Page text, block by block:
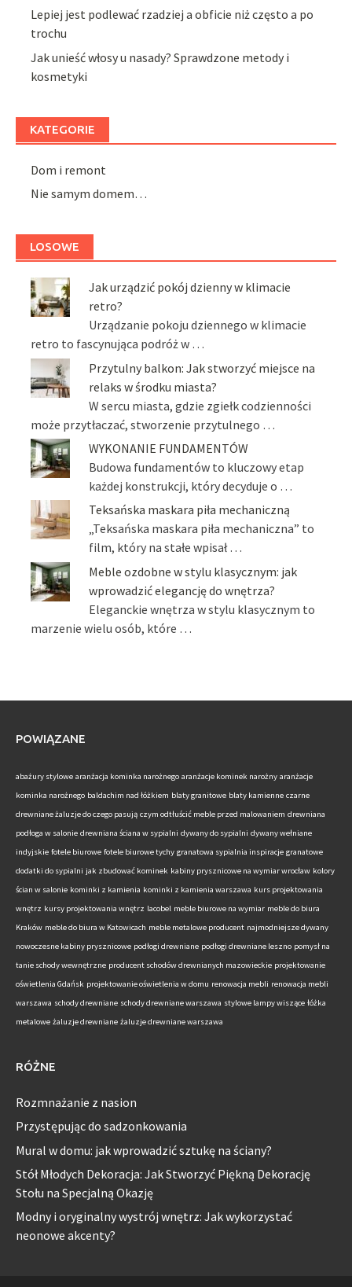
Lepiej jest podlewać rzadziej a obficie niż często a po
trochu
Jak unieść włosy u nasady? Sprawdzone metody i
kosmetyki
KATEGORIE
Dom i remont
Nie samym domem…
LOSOWE
Jak urządzić pokój dzienny w klimacie
retro?
Urządzanie pokoju dziennego w klimacie
retro to fascynująca podróż w …
Przytulny balkon: Jak stworzyć miejsce na
relaks w środku miasta?
W sercu miasta, gdzie zgiełk codzienności
może przytłaczać, stworzenie przytulnego …
WYKONANIE FUNDAMENTÓW
Budowa fundamentów to kluczowy etap
każdej konstrukcji, który decyduje o …
Teksańska maskara piła mechaniczną
„Teksańska maskara piła mechaniczna” to
film, który na stałe wpisał …
Meble ozdobne w stylu klasycznym: jak
wprowadzić elegancję do wnętrza?
Eleganckie wnętrza w stylu klasycznym to
marzenie wielu osób, które …
POWIĄZANE
abażury stylowe aranżacja kominka narożnego aranżacje kominek narożny aranżacje
kominka narożnego baldachim nad łóżkiem blaty granitowe blaty kamienne czarne
drewniane żaluzje do czego pasują czym odtłuścić meble przed malowaniem drewniana
podłoga w salonie drewniana ściana w sypialni dywany do sypialni dywany wełniane
indyjskie fotele biurowe fotele biurowe tychy granatowa sypialnia inspiracje granatowe
dodatki do sypialni jak zbudować kominek kabiny prysznicowe na wymiar wrocław kolory
ścian w salonie kominki z kamienia kominki z kamienia warszawa kurs projektowania
wnętrz kursy projektowania wnętrz lacobel meble biurowe na wymiar meble do biura
Kraków meble do biura w Katowicach meble metalowe producent najmodniejsze dywany
nowoczesne kabiny prysznicowe podłogi drewniane podłogi drewniane leszno pomysł na
tanie schody wewnętrzne producent schodów drewnianych mazowieckie projektowanie
oświetlenia Gdańsk projektowanie oświetlenia w domu renowacja mebli renowacja mebli
warszawa schody drewniane schody drewniane warszawa stylowe lampy wiszące łóżka
metalowe żaluzje drewniane żaluzje drewniane warszawa
RÓŻNE
Rozmnażanie z nasion
Przystępując do sadzonkowania
Mural w domu: jak wprowadzić sztukę na ściany?
Stół Młodych Dekoracja: Jak Stworzyć Piękną Dekorację
Stołu na Specjalną Okazję
Modny i oryginalny wystrój wnętrz: Jak wykorzystać
neonowe akcenty?